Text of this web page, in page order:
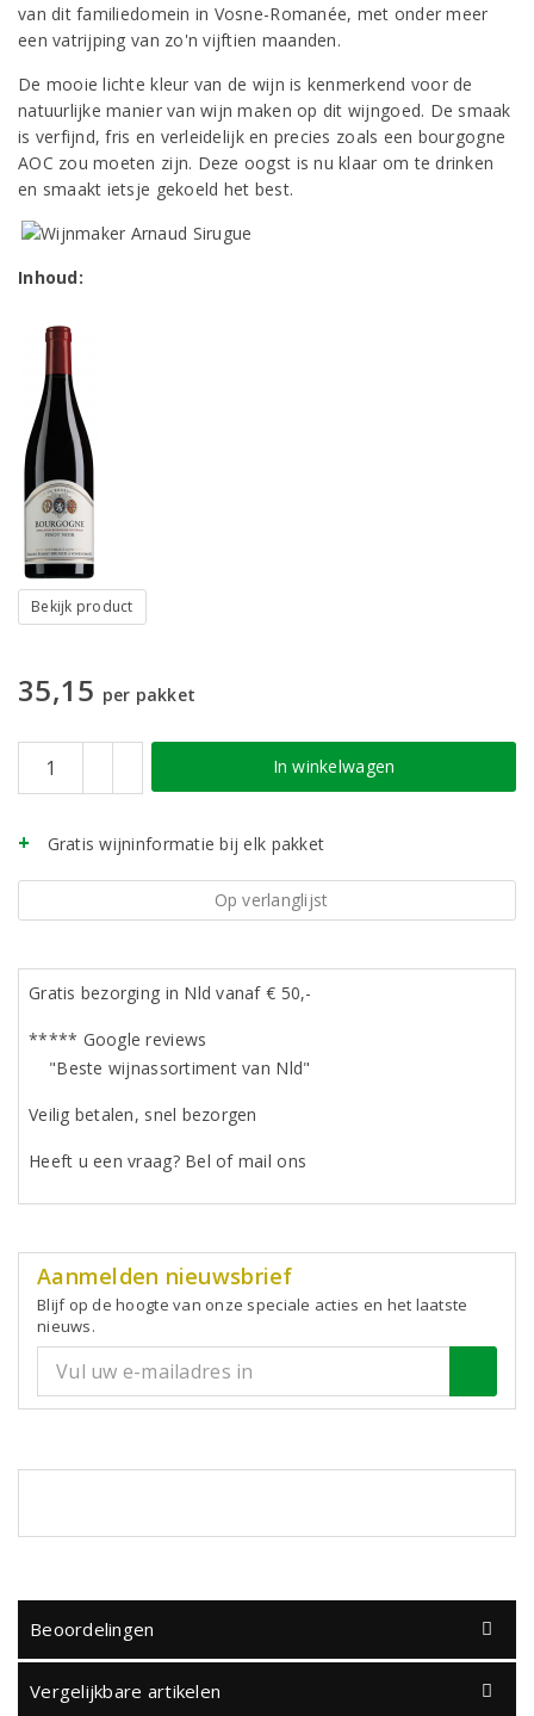
van dit familiedomein in Vosne-Romanée, met onder meer
een vatrijping van zo'n vijftien maanden.
De mooie lichte kleur van de wijn is kenmerkend voor de
natuurlijke manier van wijn maken op dit wijngoed. De smaak
is verfijnd, fris en verleidelijk en precies zoals een bourgogne
AOC zou moeten zijn. Deze oogst is nu klaar om te drinken
en smaakt ietsje gekoeld het best.
Inhoud:
Bekijk product
35,15 per pakket
In winkelwagen
Gratis wijninformatie bij elk pakket
Op verlanglijst
Gratis bezorging in Nld vanaf € 50,-
***** Google reviews
"Beste wijnassortiment van Nld"
Veilig betalen, snel bezorgen
Heeft u een vraag? Bel of mail ons
Aanmelden nieuwsbrief
Blijf op de hoogte van onze speciale acties en het laatste
nieuws.
Beoordelingen
Vergelijkbare artikelen